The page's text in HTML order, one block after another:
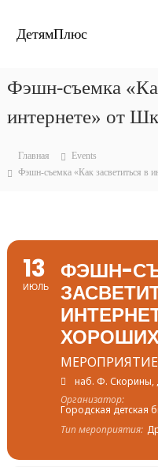
ДетямПлюс
Фэшн-съемка
интернете» от
Главная
Events
Фэшн-съемка «Как засветиться в
13
ИЮЛЬ
ФЭШН-
наб. Ф. Скорины,
Организатор:
Городская детская
Тип мероприятия: